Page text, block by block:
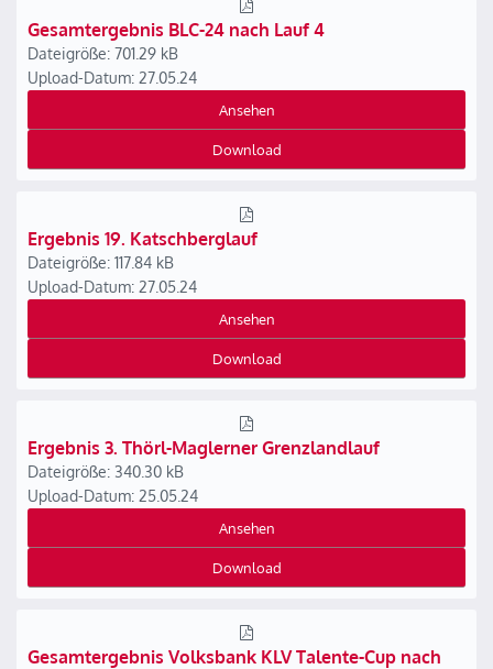
Gesamtergebnis BLC-24 nach Lauf 4
Dateigröße: 701.29 kB
Upload-Datum: 27.05.24
Ansehen
Download
Ergebnis 19. Katschberglauf
Dateigröße: 117.84 kB
Upload-Datum: 27.05.24
Ansehen
Download
Ergebnis 3. Thörl-Maglerner Grenzlandlauf
Dateigröße: 340.30 kB
Upload-Datum: 25.05.24
Ansehen
Download
Gesamtergebnis Volksbank KLV Talente-Cup nach